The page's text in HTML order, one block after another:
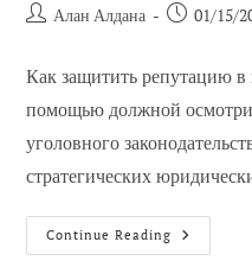
АвторАлан Алдана
Сообщение
01/15/
Как защитить репутацию в
помощью должной
уголовного
стратегических
Continue Reading Защита
Репутации